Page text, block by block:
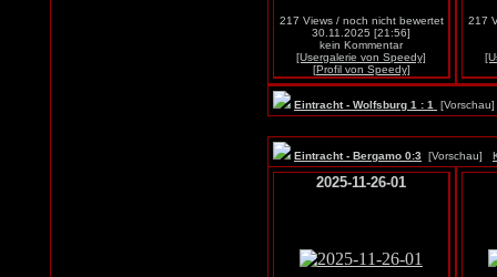
217 Views / noch nicht bewertet
30.11.2025 [21:56]
kein Kommentar
[Usergalerie von Speedy]
[Profil von Speedy]
217
Eintracht - Wolfsburg 1 : 1
Eintracht - Bergamo 0:3 [Vorschau]
2025-11-26-01